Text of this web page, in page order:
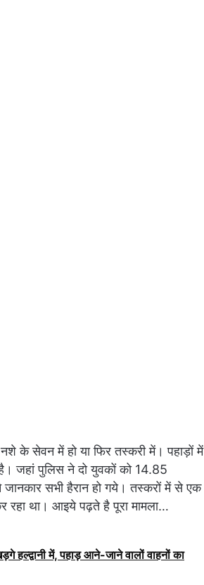
के सेवन में हो या फिर तस्करी में। पहाड़ों में
जहां पुलिस ने दो युवकों को 14.85
सभी हैरान हो गये। तस्करों में से एक
रहा था। आइये पढ़ते है पूरा मामला…
हल्द्वानी में, पहाड़ आने-जाने वालों वाहनों का